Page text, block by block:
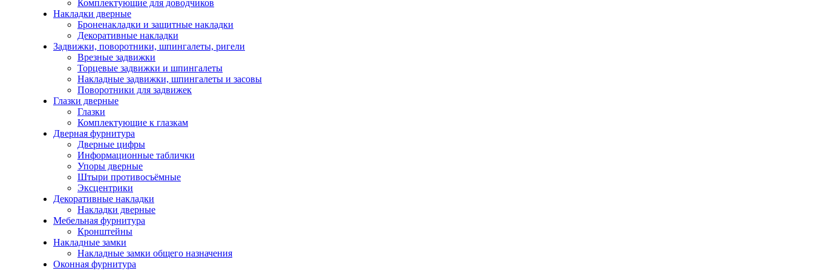
Комплектующие для доводчиков
Накладки дверные
Броненакладки и защитные накладки
Декоративные накладки
Задвижки, поворотники, шпингалеты, ригели
Врезные задвижки
Торцевые задвижки и шпингалеты
Накладные задвижки, шпингалеты и засовы
Поворотники для задвижек
Глазки дверные
Глазки
Комплектующие к глазкам
Дверная фурнитура
Дверные цифры
Информационные таблички
Упоры дверные
Штыри противосъёмные
Эксцентрики
Декоративные накладки
Накладки дверные
Мебельная фурнитура
Кронштейны
Накладные замки
Накладные замки общего назначения
Оконная фурнитура